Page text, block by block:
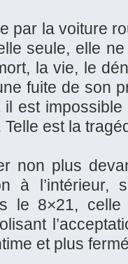
par la voiture
seule, elle
la vie, le
fuite de son
est
Telle est la
non plus
à l’intérieur,
le 8×21,
et plus